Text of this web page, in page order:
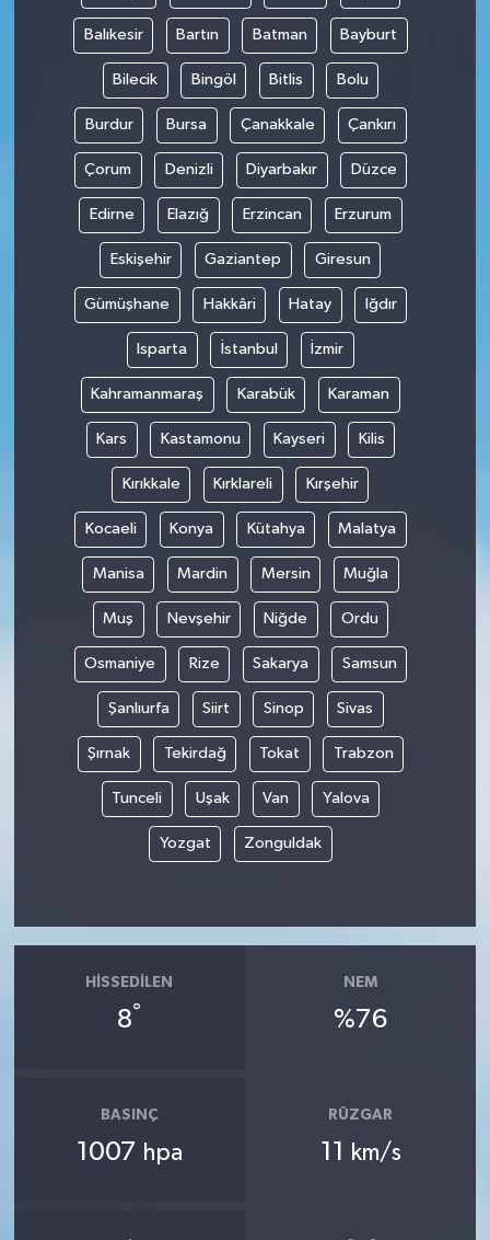
Balıkesir Bartın Batman Bayburt
Bilecik Bingöl Bitlis Bolu
Burdur Bursa Çanakkale Çankırı
Çorum Denizli Diyarbakır Düzce
Edirne Elazığ Erzincan Erzurum
Eskişehir Gaziantep Giresun
Gümüşhane Hakkâri Hatay Iğdır
Isparta İstanbul İzmir
Kahramanmaraş Karabük Karaman
Kars Kastamonu Kayseri Kilis
Kırıkkale Kırklareli Kırşehir
Kocaeli Konya Kütahya Malatya
Manisa Mardin Mersin Muğla
Muş Nevşehir Niğde Ordu
Osmaniye Rize Sakarya Samsun
Şanlıurfa Siirt Sinop Sivas
Şırnak Tekirdağ Tokat Trabzon
Tunceli Uşak Van Yalova
Yozgat Zonguldak
HISSEDILEN
8°
NEM
%76
BASINÇ
1007 hpa
RÜZGAR
11 km/s